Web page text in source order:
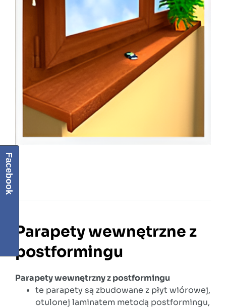
Parapety wewnętrzne z
postformingu
Parapety wewnętrzny z postformingu
te parapety są zbudowane z płyt wiórowej,
otulonej laminatem metodą postformingu,
Facebook